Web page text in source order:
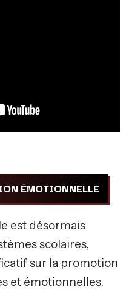
ÉMOTIONNELLE
est désormais
scolaires,
sur la promotion
et émotionnelles.